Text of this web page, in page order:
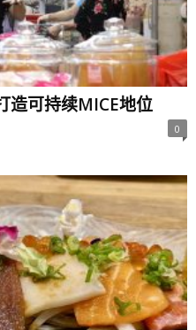
造可持续MICE地位
0